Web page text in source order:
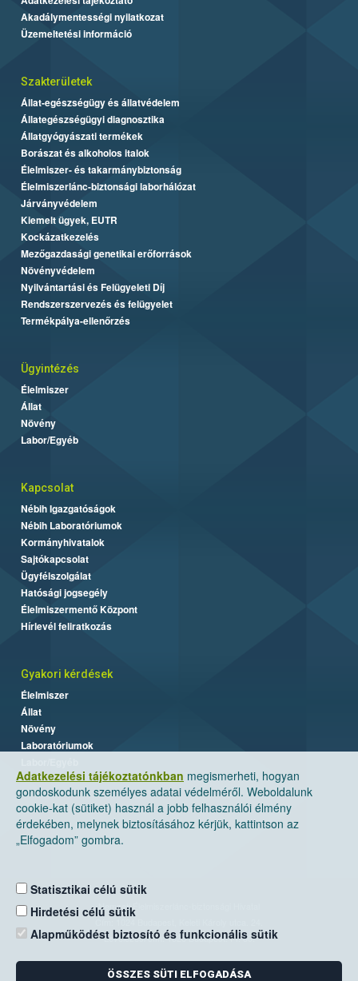
Adatkezelési tájékoztatónkban megismerheti, hogyan
gondoskodunk személyes adatai védelméről. Weboldalunk
cookie-kat (sütiket) használ a jobb felhasználói élmény
érdekében, melynek biztosításához kérjük, kattintson az
„Elfogadom” gombra.
Statisztikai célú sütik
Hirdetési célú sütik
Alapműködést biztosító és funkcionális sütik
ÖSSZES SÜTI ELFOGADÁSA
Akadálymentességi nyilatkozat
Üzemeltetési információ
Szakterületek
Állat-egészségügy és állatvédelem
Állategészségügyi diagnosztika
Állatgyógyászati termékek
Borászat és alkoholos italok
Élelmiszer- és takarmánybiztonság
Élelmiszerlánc-biztonsági laborhálózat
Járványvédelem
Kiemelt ügyek, EUTR
Kockázatkezelés
Mezőgazdasági genetikai erőforrások
Növényvédelem
Nyilvántartási és Felügyeleti Díj
Rendszerszervezés és felügyelet
Termékpálya-ellenőrzés
Ügyintézés
Élelmiszer
Állat
Növény
Labor/Egyéb
Kapcsolat
Nébih Igazgatóságok
Nébih Laboratóriumok
Kormányhivatalok
Sajtókapcsolat
Ügyfélszolgálat
Hatósági jogsegély
Élelmiszermentő Központ
Hírlevél feliratkozás
Gyakori kérdések
Élelmiszer
Állat
Növény
Laboratóriumok
Nemzeti Élelmiszerlánc-biztonsági Hivatal
Levelezési cím: 1525 Budapest. Pf. 30.